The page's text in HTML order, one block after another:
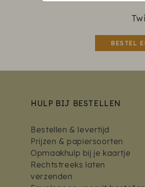
BESTEL
HULP BIJ BESTELLEN
Bestellen & levertijd
Prijzen & papiersoorten
Opmaakhulp bij je kaartje
Rechtstreeks laten
verzenden